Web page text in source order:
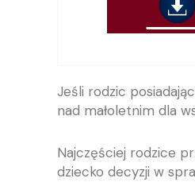
Jeśli rodzic
nad małoletnim dla
Najczęściej rodzice
dziecko decyzji w